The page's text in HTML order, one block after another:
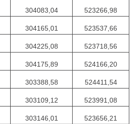
304083,04 523266,98
304165,01 523537,66
304225,08 523718,56
304175,89 524166,20
303388,58 524411,54
303109,12 523991,08
303146,01 523656,21